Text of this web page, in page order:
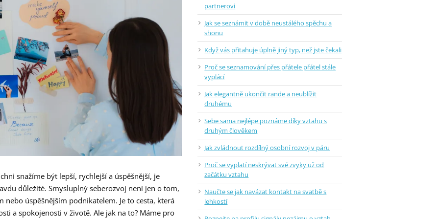
snažíme být lepší, rychlejší a úspěšnější, je
důležité. Smysluplný seberozvoj není jen o tom,
úspěšnějším podnikatelem. Je to cesta, která
a spokojenosti v životě. Ale jak na to? Máme pro
partnerovi
Jak se seznámit v době neustálého spěchu a
shonu
Když vás přitahuje úplně jiný typ, než jste čekali
Proč se seznamování přes přátele přátel stále
vyplácí
Jak elegantně ukončit rande a neublížit
druhému
Sebe sama nejlépe poznáme díky vztahu s
druhým člověkem
Jak zvládnout rozdílný osobní rozvoj v páru
Proč se vyplatí neskrývat své zvyky už od
začátku vztahu
Naučte se jak navázat kontakt na svatbě s
lehkostí